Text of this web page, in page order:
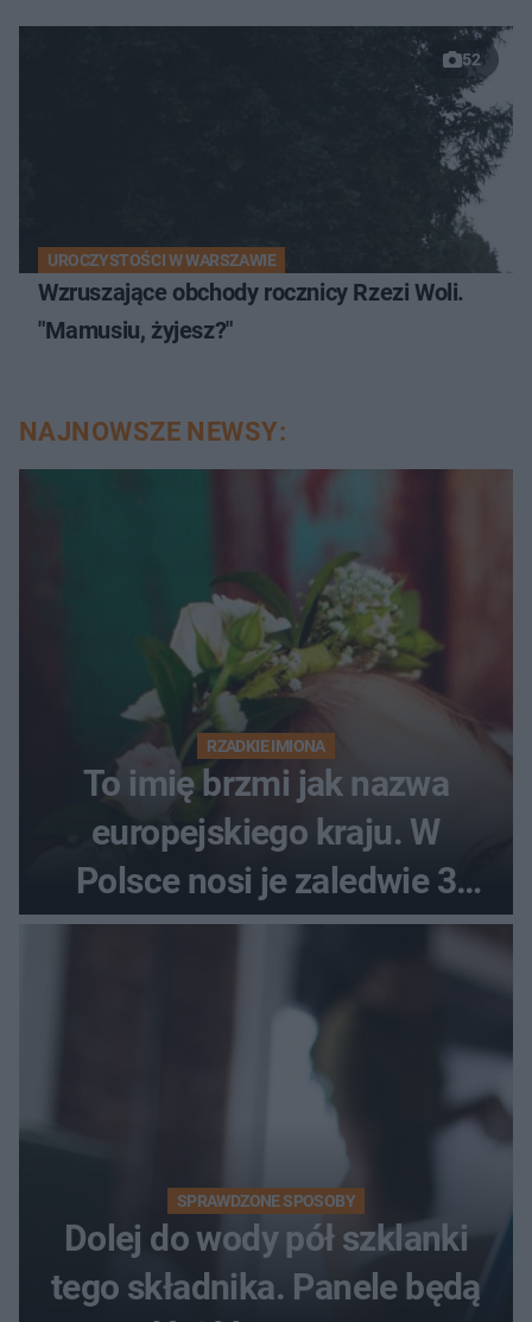
52
UROCZYSTOŚCI W WARSZAWIE
Wzruszające obchody rocznicy Rzezi Woli.
"Mamusiu, żyjesz?"
NAJNOWSZE NEWSY:
RZADKIE IMIONA
To imię brzmi jak nazwa
europejskiego kraju. W
Polsce nosi je zaledwie 3
kobiety
SPRAWDZONE SPOSOBY
Dolej do wody pół szklanki
tego składnika. Panele będą